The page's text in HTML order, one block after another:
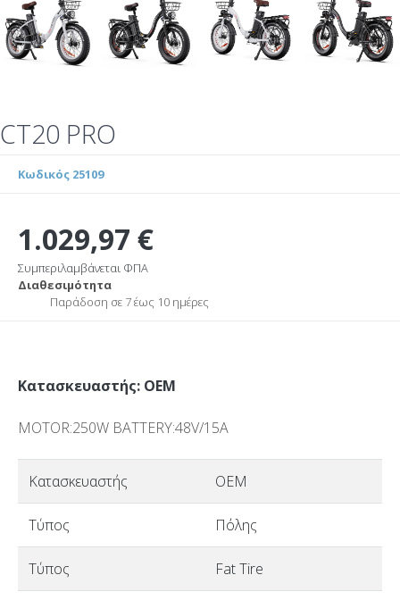
CT20 PRO
Κωδικός 25109
1.029,97 €
Συμπεριλαμβάνεται ΦΠΑ
Διαθεσιμότητα
Παράδοση σε 7 έως 10 ημέρες
Κατασκευαστής: OEM
MOTOR:250W BATTERY:48V/15A
Κατασκευαστής OEM
Τύπος Πόλης
Τύπος Fat Tire